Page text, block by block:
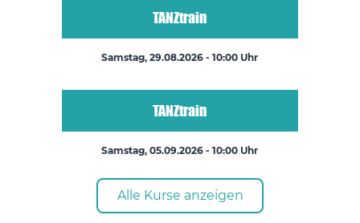
TANZtrain
Samstag, 29.08.2026 - 10:00 Uhr
TANZtrain
Samstag, 05.09.2026 - 10:00 Uhr
Alle Kurse anzeigen